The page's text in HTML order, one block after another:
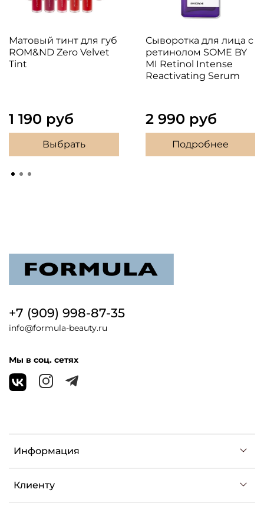
Матовый тинт для губ
ROM&ND Zero Velvet
Tint
1 190 руб
Выбрать
Сыворотка для лица с
ретинолом SOME BY
MI Retinol Intense
Reactivating Serum
2 990 руб
Подробнее
Информация
Клиенту
+7 (909) 998-87-35
info@formula-beauty.ru
Мы в соц. сетях